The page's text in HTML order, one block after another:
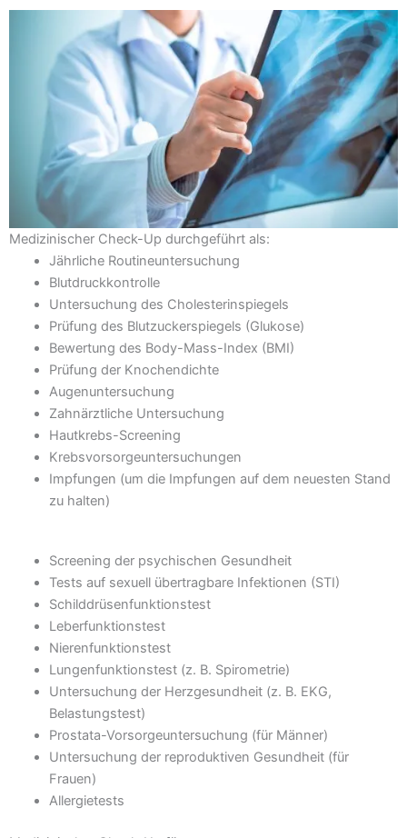
Medizinischer Check-Up durchgeführt als:
Jährliche Routineuntersuchung
Blutdruckkontrolle
Untersuchung des Cholesterinspiegels
Prüfung des Blutzuckerspiegels (Glukose)
Bewertung des Body-Mass-Index (BMI)
Prüfung der Knochendichte
Augenuntersuchung
Zahnärztliche Untersuchung
Hautkrebs-Screening
Krebsvorsorgeuntersuchungen
Impfungen (um die Impfungen auf dem neuesten Stand
zu halten)
Screening der psychischen Gesundheit
Tests auf sexuell übertragbare Infektionen (STI)
Schilddrüsenfunktionstest
Leberfunktionstest
Nierenfunktionstest
Lungenfunktionstest (z. B. Spirometrie)
Untersuchung der Herzgesundheit (z. B. EKG,
Belastungstest)
Prostata-Vorsorgeuntersuchung (für Männer)
Untersuchung der reproduktiven Gesundheit (für
Frauen)
Allergietests